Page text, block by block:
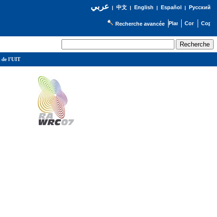
عربي| 中文| English | Español | Русский
Recherche avancée
de l'UIT